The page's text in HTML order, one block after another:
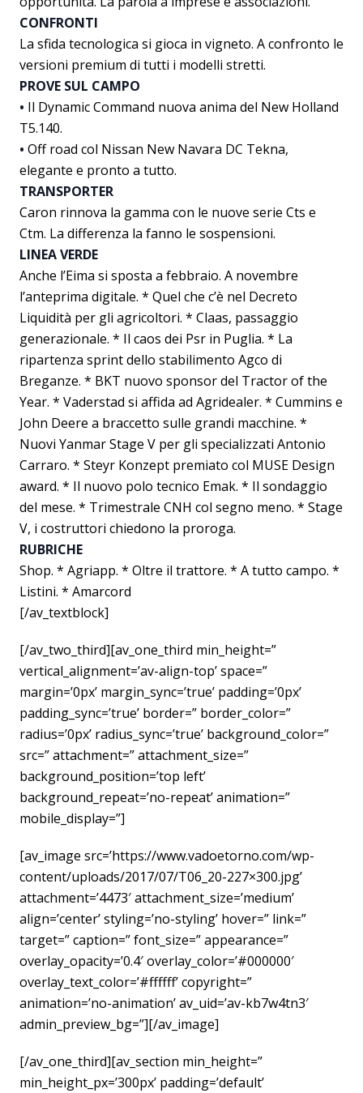
CONFRONTI
La sfida tecnologica si gioca in vigneto. A confronto le
versioni premium di tutti i modelli stretti.
PROVE SUL CAMPO
• Il Dynamic Command nuova anima del New Holland
T5.140.
• Off road col Nissan New Navara DC Tekna,
elegante e pronto a tutto.
TRANSPORTER
Caron rinnova la gamma con le nuove serie Cts e
Ctm. La differenza la fanno le sospensioni.
LINEA VERDE
Anche l’Eima si sposta a febbraio. A novembre
l’anteprima digitale. * Quel che c’è nel Decreto
Liquidità per gli agricoltori. * Claas, passaggio
generazionale. * Il caos dei Psr in Puglia. * La
ripartenza sprint dello stabilimento Agco di
Breganze. * BKT nuovo sponsor del Tractor of the
Year. * Vaderstad si affida ad Agridealer. * Cummins e
John Deere a braccetto sulle grandi macchine. *
Nuovi Yanmar Stage V per gli specializzati Antonio
Carraro. * Steyr Konzept premiato col MUSE Design
award. * Il nuovo polo tecnico Emak. * Il sondaggio
del mese. * Trimestrale CNH col segno meno. * Stage
V, i costruttori chiedono la proroga.
RUBRICHE
Shop. * Agriapp. * Oltre il trattore. * A tutto campo. *
Listini. * Amarcord
[/av_textblock]
[/av_two_third][av_one_third min_height=”
vertical_alignment=’av-align-top’ space=”
margin=’0px’ margin_sync=’true’ padding=’0px’
padding_sync=’true’ border=” border_color=”
radius=’0px’ radius_sync=’true’ background_color=”
src=” attachment=” attachment_size=”
background_position=’top left’
background_repeat=’no-repeat’ animation=”
mobile_display=”]
[av_image src=’https://www.vadoetorno.com/wp-
content/uploads/2017/07/T06_20-227×300.jpg’
attachment=’4473′ attachment_size=’medium’
align=’center’ styling=’no-styling’ hover=” link=”
target=” caption=” font_size=” appearance=”
overlay_opacity=’0.4′ overlay_color=’#000000′
overlay_text_color=’#ffffff’ copyright=”
animation=’no-animation’ av_uid=’av-kb7w4tn3′
admin_preview_bg=”][/av_image]
[/av_one_third][av_section min_height=”
min_height_px=’300px’ padding=’default’